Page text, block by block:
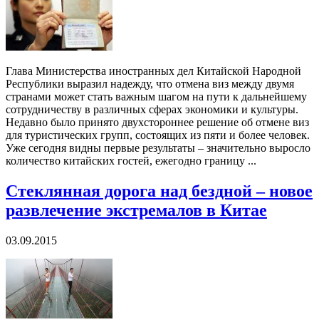
Глава Министерства иностранных дел Китайской Народной
Республики выразил надежду, что отмена виз между двумя
странами может стать важным шагом на пути к дальнейшему
сотрудничеству в различных сферах экономики и культуры.
Недавно было принято двухстороннее решение об отмене виз
для туристических групп, состоящих из пяти и более человек.
Уже сегодня видны первые результаты – значительно выросло
количество китайских гостей, ежегодно границу ...
Стеклянная дорога над бездной – новое
развлечение экстремалов в Китае
03.09.2015